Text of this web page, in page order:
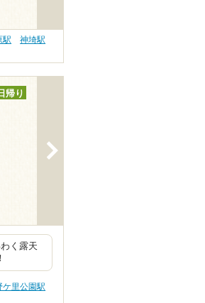
駅
神埼駅
帰り
く露天
ケ里公園駅